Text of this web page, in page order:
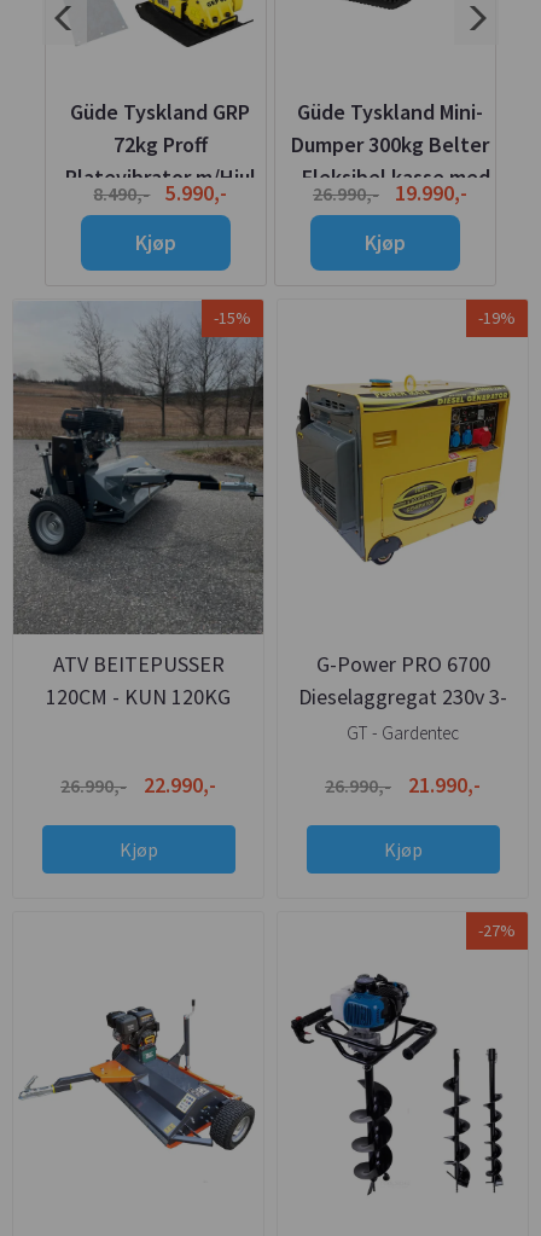
Güde Tyskland GRP
72kg Proff
Platevibrator m/Hjul
og Matte
8.490,-
5.990,-
Kjøp
Güde Tyskland Mini-
Dumper 300kg Belter
- Fleksibel kasse med
kra
26.990,-
19.990,-
Kjøp
-15%
ATV BEITEPUSSER
120CM - KUN 120KG
26.990,- 22.990,-
Kjøp
-19%
G-Power PRO 6700
Dieselaggregat 230v 3-
FASE
GT - Gardentec
26.990,- 21.990,-
Kjøp
-27%